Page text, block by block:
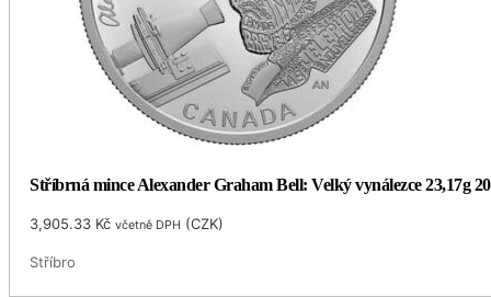
Stříbrná mince Alexander Graham Bell: Velký vynálezce 23,17g
3,905.33 Kč včetně DPH (CZK)
Stříbro